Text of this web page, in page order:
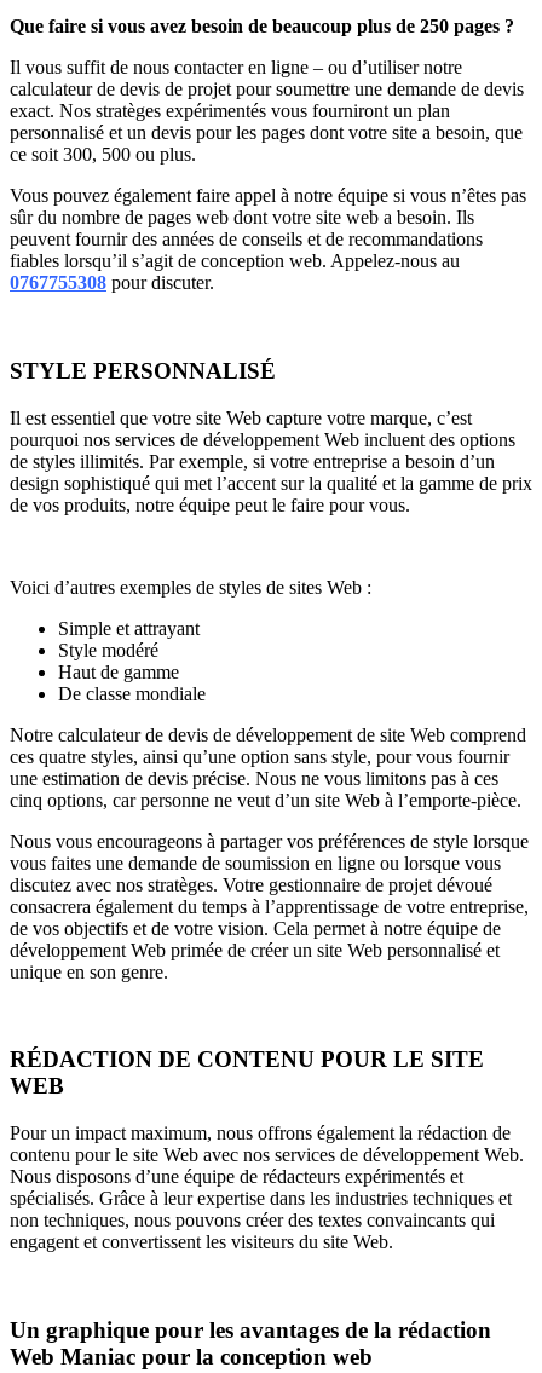
Que faire si vous avez besoin de beaucoup plus de 250 pages ?
Il vous suffit de nous contacter en ligne – ou d’utiliser notre
calculateur de devis de projet pour soumettre une demande de devis
exact. Nos stratèges expérimentés vous fourniront un plan
personnalisé et un devis pour les pages dont votre site a besoin, que
ce soit 300, 500 ou plus.
Vous pouvez également faire appel à notre équipe si vous n’êtes pas
sûr du nombre de pages web dont votre site web a besoin. Ils
peuvent fournir des années de conseils et de recommandations
fiables lorsqu’il s’agit de conception web. Appelez-nous au
0767755308 pour discuter.
STYLE PERSONNALISÉ
Il est essentiel que votre site Web capture votre marque, c’est
pourquoi nos services de développement Web incluent des options
de styles illimités. Par exemple, si votre entreprise a besoin d’un
design sophistiqué qui met l’accent sur la qualité et la gamme de prix
de vos produits, notre équipe peut le faire pour vous.
Voici d’autres exemples de styles de sites Web :
Simple et attrayant
Style modéré
Haut de gamme
De classe mondiale
Notre calculateur de devis de développement de site Web comprend
ces quatre styles, ainsi qu’une option sans style, pour vous fournir
une estimation de devis précise. Nous ne vous limitons pas à ces
cinq options, car personne ne veut d’un site Web à l’emporte-pièce.
Nous vous encourageons à partager vos préférences de style lorsque
vous faites une demande de soumission en ligne ou lorsque vous
discutez avec nos stratèges. Votre gestionnaire de projet dévoué
consacrera également du temps à l’apprentissage de votre entreprise,
de vos objectifs et de votre vision. Cela permet à notre équipe de
développement Web primée de créer un site Web personnalisé et
unique en son genre.
RÉDACTION DE CONTENU POUR LE SITE
WEB
Pour un impact maximum, nous offrons également la rédaction de
contenu pour le site Web avec nos services de développement Web.
Nous disposons d’une équipe de rédacteurs expérimentés et
spécialisés. Grâce à leur expertise dans les industries techniques et
non techniques, nous pouvons créer des textes convaincants qui
engagent et convertissent les visiteurs du site Web.
Un graphique pour les avantages de la rédaction
Web Maniac pour la conception web